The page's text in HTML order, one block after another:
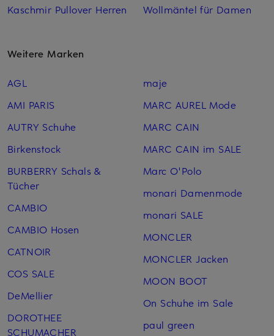
Kaschmir Pullover Herren
Wollmäntel für Damen
Weitere Marken
AGL
AMI PARIS
AUTRY Schuhe
Birkenstock
BURBERRY Schals &
Tücher
CAMBIO
CAMBIO Hosen
CATNOIR
COS SALE
DeMellier
DOROTHEE
SCHUMACHER
maje
MARC AUREL Mode
MARC CAIN
MARC CAIN im SALE
Marc O'Polo
monari Damenmode
monari SALE
MONCLER
MONCLER Jacken
MOON BOOT
On Schuhe im Sale
paul green